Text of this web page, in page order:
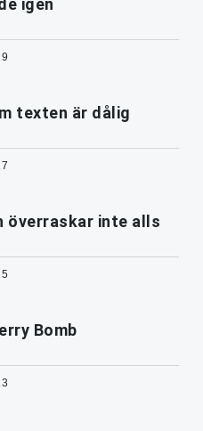
texten är dålig
överraskar inte alls
Bomb